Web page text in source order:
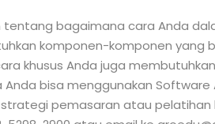
bagaimana cara Anda
komponen-komponen yang
khusus Anda juga
bisa menggunakan Software
pemasaran atau pelatihan